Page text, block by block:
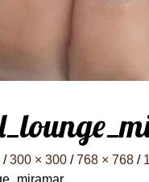
/ 300 × 300 / 768 × 768 /